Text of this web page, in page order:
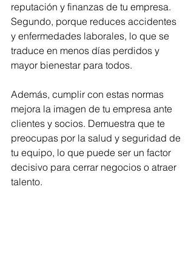
reputación y finanzas de tu empresa.
Segundo, porque reduces accidentes
y enfermedades laborales, lo que se
traduce en menos días perdidos y
mayor bienestar para todos.
Además, cumplir con estas normas
mejora la imagen de tu empresa ante
clientes y socios. Demuestra que te
preocupas por la salud y seguridad de
tu equipo, lo que puede ser un factor
decisivo para cerrar negocios o atraer
talento.